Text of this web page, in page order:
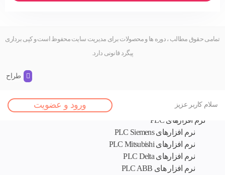
تمامی حقوق مطالب ، دوره ها و محصولات برای مدیریت سایت محفوظ است و کپی برداری
پیگرد قانونی دارد.
طراح
سلام کاربر عزیز ورود و عضویت
نرم افزار های تخصصی
نرم افزارهای PLC
نرم افزارهای PLC Siemens
نرم افزارهای PLC Mitsubishi
نرم‌ افزارهای PLC Delta
نرم افزار های PLC ABB